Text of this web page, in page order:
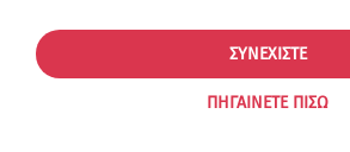
ΠΗΓΑΊΝΕΤΕ ΠΊΣΩ
ΣΥΝΕΧΊΣΤΕ